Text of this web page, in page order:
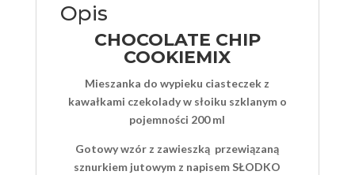
Opis
CHOCOLATE CHIP
COOKIEMIX
Mieszanka do wypieku ciasteczek z
kawałkami czekolady w słoiku szklanym o
pojemności 200 ml
Gotowy wzór z zawieszką przewiązaną
sznurkiem jutowym z napisem SŁODKO